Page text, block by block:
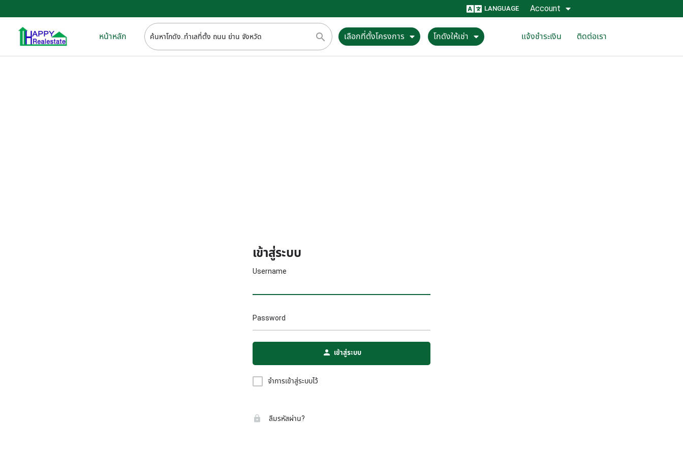
LANGUAGE Account
หน้าหลัก เลือกที่ตั้งโครงการ โกดังให้เช่า แจ้งชำระเงิน ติดต่อเรา
เข้าสู่ระบบ
Username
Password
A
t
e
r
t
เข้าสู่ระบบ
จำการเข้าสู่ระบบไว้
ลืมรหัสผ่าน?